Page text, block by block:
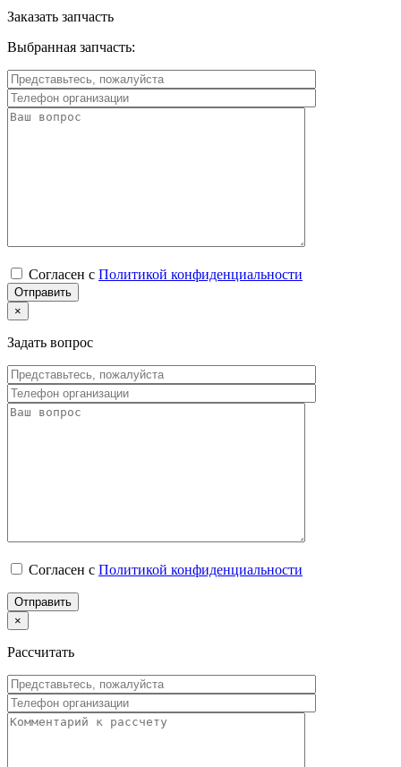
Заказать запчасть
Выбранная запчасть:
Согласен с Политикой конфиденциальности
×
Задать вопрос
Согласен с Политикой конфиденциальности
×
Рассчитать